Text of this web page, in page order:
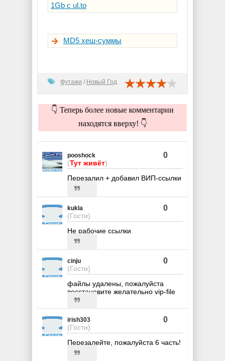
1Gb с ul.to
MD5 хеш-суммы
Футажи / Новый Год
👇 Теперь более новые комментарии
находятся вверху! 👇
pooshock
(Тут живёт)
0
Перезалил + добавил ВИП-ссылки
kukla
(Гости)
0
Не рабочие ссылки
cinju
(Гости)
0
файлы удалены, пожалуйста
восстановите желательно vip-file
irish303
(Гости)
0
Перезалейте, пожалуйста 6 часть!